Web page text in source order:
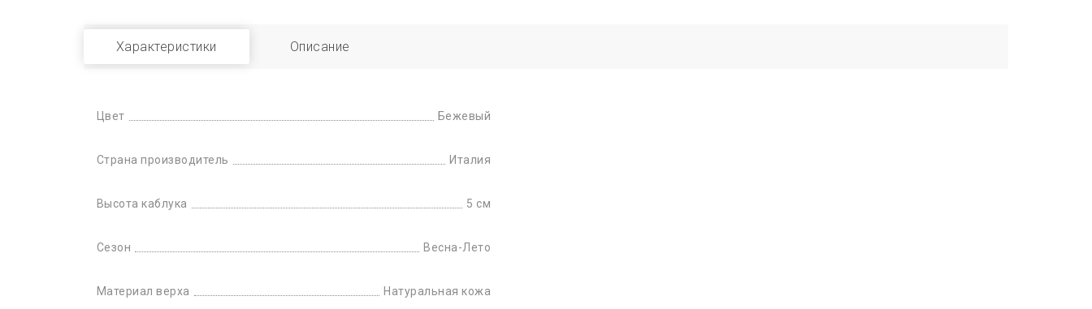
Характеристики Описание
Цвет Бежевый
Страна производитель Италия
Высота каблука 5 см
Сезон Весна-Лето
Материал верха Натуральная кожа